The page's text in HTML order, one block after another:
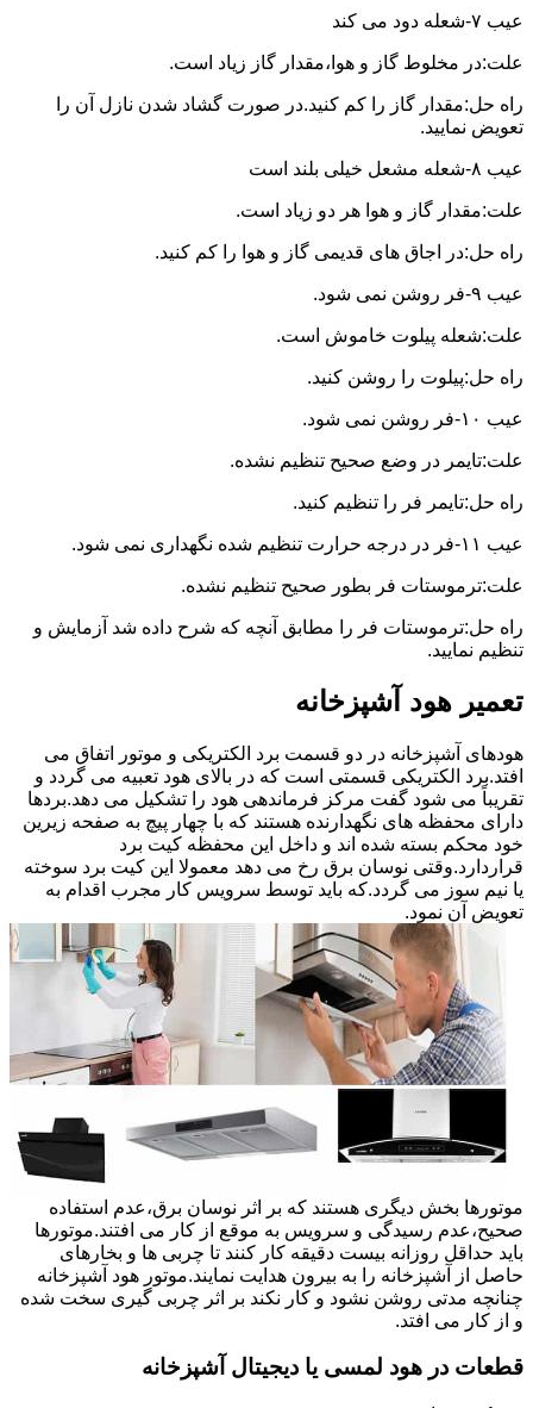
عیب ۷-شعله دود می کند
علت:در مخلوط گاز و هوا،مقدار گاز زیاد است.
راه حل:مقدار گاز را کم کنید.در صورت گشاد شدن نازل آن را
تعویض نمایید.
عیب ۸-شعله مشعل خیلی بلند است
علت:مقدار گاز و هوا هر دو زیاد است.
راه حل:در اجاق های قدیمی گاز و هوا را کم کنید.
عیب ۹-فر روشن نمی شود.
علت:شعله پیلوت خاموش است.
راه حل:پیلوت را روشن کنید.
عیب ۱۰-فر روشن نمی شود.
علت:تایمر در وضع صحیح تنظیم نشده.
راه حل:تایمر فر را تنظیم کنید.
عیب ۱۱-فر در درجه حرارت تنظیم شده نگهداری نمی شود.
علت:ترموستات فر بطور صحیح تنظیم نشده.
راه حل:ترموستات فر را مطابق آنچه که شرح داده شد آزمایش و
تنظیم نمایید.
تعمیر هود آشپزخانه
هودهای آشپزخانه در دو قسمت برد الکتریکی و موتور اتفاق می
افتد.برد الکتریکی قسمتی است که در بالای هود تعبیه می گردد و
تقریباً می شود گفت مرکز فرماندهی هود را تشکیل می دهد.بردها
دارای محفظه های نگهدارنده هستند که با چهار پیچ به صفحه زیرین
خود محکم بسته شده اند و داخل این محفظه کیت برد
قراردارد.وقتی نوسان برق رخ می دهد معمولا این کیت برد سوخته
یا نیم سوز می گردد.که باید توسط سرویس کار مجرب اقدام به
تعویض آن نمود.
موتورها بخش دیگری هستند که بر اثر نوسان برق،عدم استفاده
صحیح،عدم رسیدگی و سرویس به موقع از کار می افتند.موتورها
باید حداقل روزانه بیست دقیقه کار کنند تا چربی ها و بخارهای
حاصل از آشپزخانه را به بیرون هدایت نمایند.موتور هود آشپزخانه
چنانچه مدتی روشن نشود و کار نکند بر اثر چربی گیری سخت شده
و از کار می افتد.
قطعات در هود لمسی یا دیجیتال آشپزخانه